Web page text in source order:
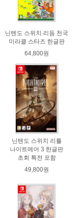
닌텐도 스위치 리듬 천국
미라클 스타즈 한글판
64,800원
닌텐도 스위치 리틀
나이트메어 3 한글판
초회 특전 포함
49,800원